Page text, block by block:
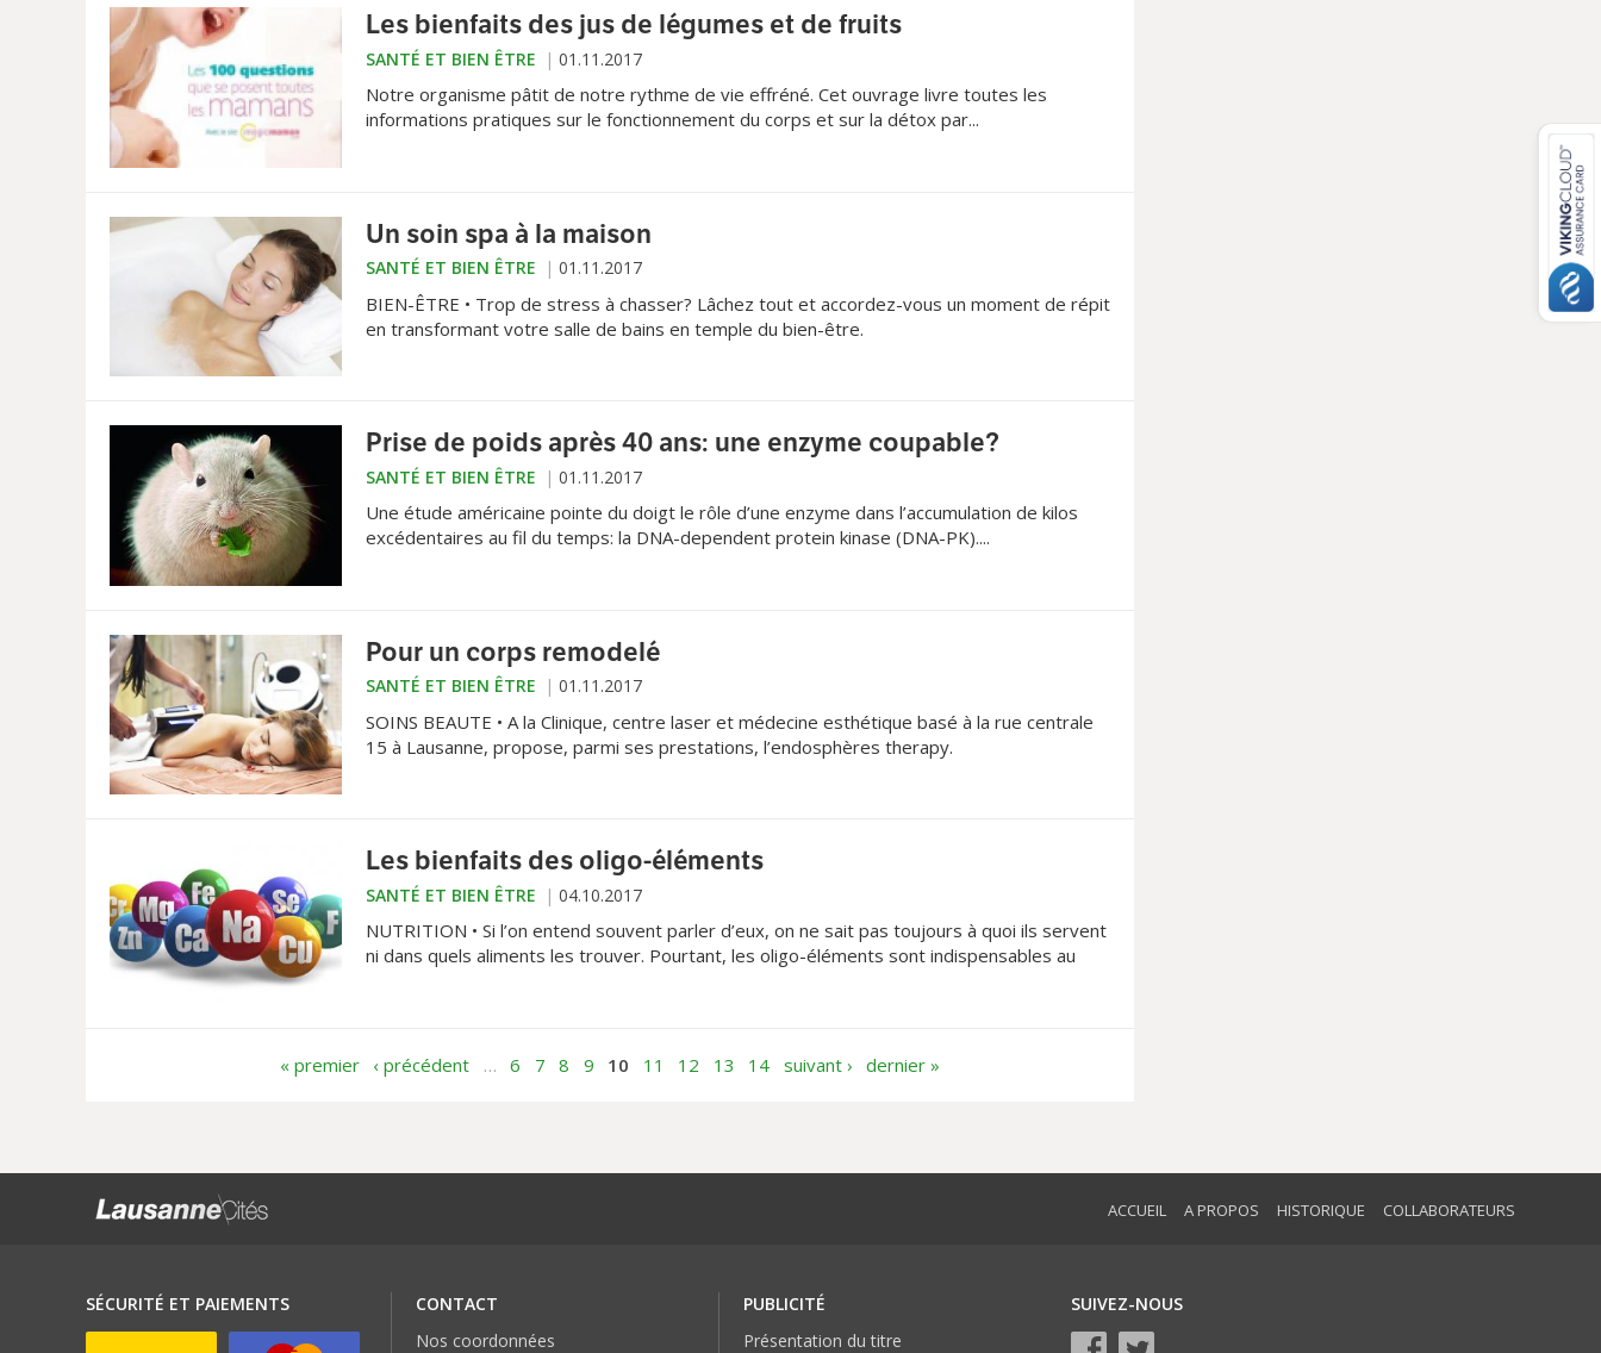
Les bienfaits des jus de légumes et de fruits
SANTÉ ET BIEN ÊTRE 01.11.2017
Notre organisme pâtit de notre rythme de vie effréné. Cet ouvrage livre toutes les
informations pratiques sur le fonctionnement du corps et sur la détox par...
Un soin spa à la maison
SANTÉ ET BIEN ÊTRE 01.11.2017
BIEN-ÊTRE • Trop de stress à chasser? Lâchez tout et accordez-vous un moment de répit
en transformant votre salle de bains en temple du bien-être.
Prise de poids après 40 ans: une enzyme coupable?
SANTÉ ET BIEN ÊTRE 01.11.2017
Une étude américaine pointe du doigt le rôle d’une enzyme dans l’accumulation de kilos
excédentaires au fil du temps: la DNA-dependent protein kinase (DNA-PK)....
Pour un corps remodelé
SANTÉ ET BIEN ÊTRE 01.11.2017
SOINS BEAUTE • A la Clinique, centre laser et médecine esthétique basé à la rue centrale
15 à Lausanne, propose, parmi ses prestations, l’endosphères therapy.
Les bienfaits des oligo-éléments
SANTÉ ET BIEN ÊTRE 04.10.2017
NUTRITION • Si l’on entend souvent parler d’eux, on ne sait pas toujours à quoi ils servent
ni dans quels aliments les trouver. Pourtant, les oligo-éléments sont indispensables au
« premier ‹ précédent … 6 7 8 9 10 11 12 13 14 suivant › dernier »
ACCUEIL A PROPOS HISTORIQUE COLLABORATEURS
SÉCURITÉ ET PAIEMENTS
CONTACT
Nos coordonnées
PUBLICITÉ
Présentation du titre
SUIVEZ-NOUS